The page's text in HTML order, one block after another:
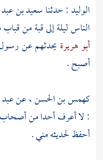
الوليد: حدثناسعيد بن عبد
الناس ليلة إلى قبة من قباب
أبو هريرة يحدثهم عن
أصبح .
كهمس بن الحسن، عن
: لا أعرف أحدا من
أحفظ لحديثه مني .